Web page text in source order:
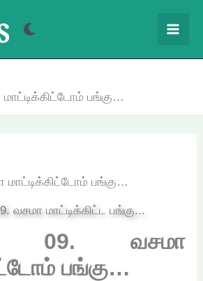
பங்கு…
மாட்டிக்கிட்டோம் பங்கு…
09. வசமா
பங்கு…